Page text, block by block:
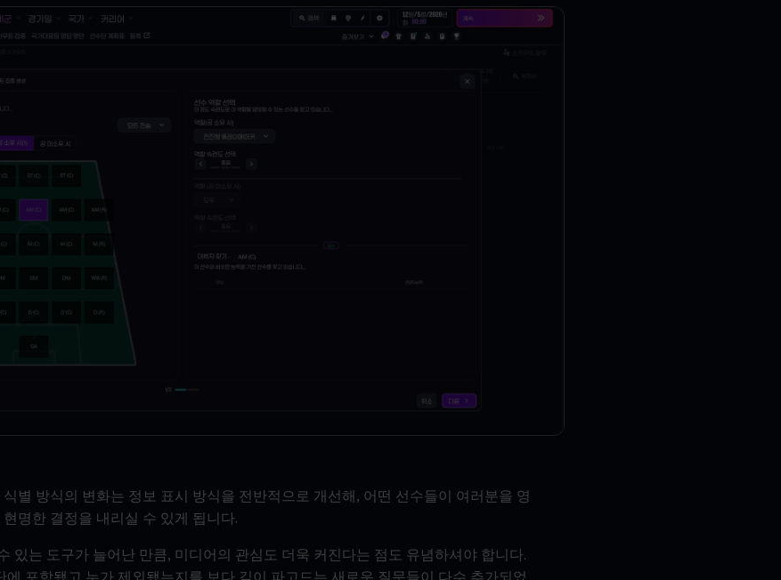
별 방식의 변화는 정보 표시 방식을 전반적으로 개선해, 어떤 선수들이 여러분을 영
명한 결정을 내리실 수 있게 됩니다.
있는 도구가 늘어난 만큼, 미디어의 관심도 더욱 커진다는 점도 유념하셔야 합니다.